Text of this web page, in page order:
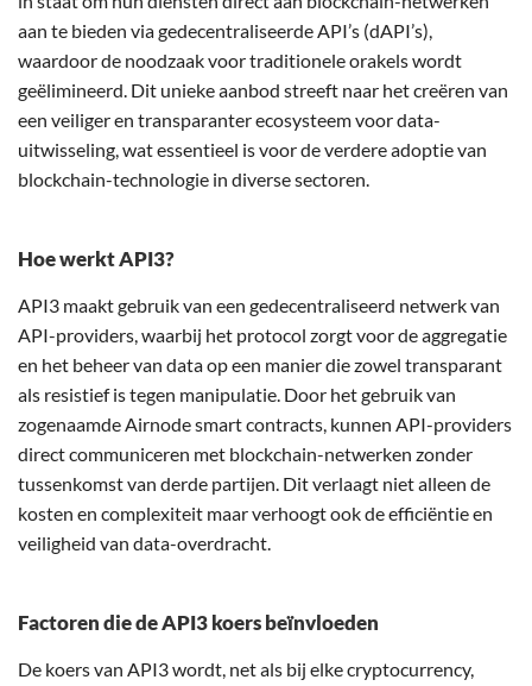
aan te bieden via gedecentraliseerde API’s (dAPI’s),
waardoor de noodzaak voor traditionele orakels wordt
geëlimineerd. Dit unieke aanbod streeft naar het creëren van
een veiliger en transparanter ecosysteem voor data-
uitwisseling, wat essentieel is voor de verdere adoptie van
blockchain-technologie in diverse sectoren.
Hoe werkt API3?
API3 maakt gebruik van een gedecentraliseerd netwerk van
API-providers, waarbij het protocol zorgt voor de aggregatie
en het beheer van data op een manier die zowel transparant
als resistief is tegen manipulatie. Door het gebruik van
zogenaamde Airnode smart contracts, kunnen API-providers
direct communiceren met blockchain-netwerken zonder
tussenkomst van derde partijen. Dit verlaagt niet alleen de
kosten en complexiteit maar verhoogt ook de efficiëntie en
veiligheid van data-overdracht.
Factoren die de API3 koers beïnvloeden
De koers van API3 wordt, net als bij elke cryptocurrency,